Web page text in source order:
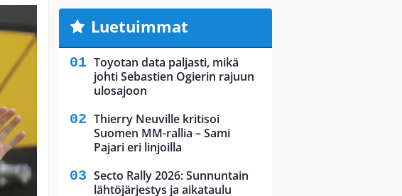
Luetuimmat
Toyotan data paljasti, mikä
johti Sebastien Ogierin rajuun
ulosajoon
Thierry Neuville kritisoi
Suomen MM-rallia – Sami
Pajari eri linjoilla
Secto Rally 2026: Sunnuntain
lähtöjärjestys ja aikataulu